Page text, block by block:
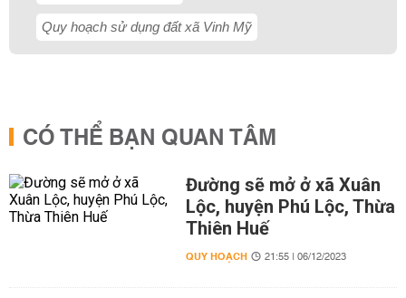
Quy hoạch sử dụng đất xã Vinh Mỹ
CÓ THỂ BẠN QUAN TÂM
Đường sẽ mở ở xã Xuân
Lộc, huyện Phú Lộc, Thừa
Thiên Huế
QUY HOẠCH 21:55 | 06/12/2023